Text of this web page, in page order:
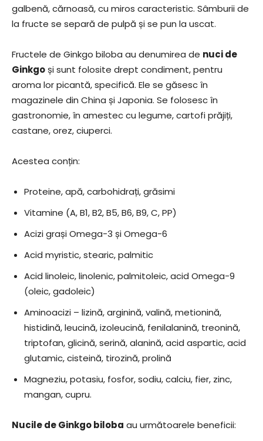
galbenă, cărnoasă, cu miros caracteristic. Sâmburii de
la fructe se separă de pulpă și se pun la uscat.
Fructele de Ginkgo biloba au denumirea de nuci de
Ginkgoși sunt folosite drept condiment, pentru
aroma lor picantă, specifică. Ele se găsesc în
magazinele din China și Japonia. Se folosesc în
gastronomie, în amestec cu legume, cartofi prăjiți,
castane, orez, ciuperci.
Acestea conțin:
Proteine, apă, carbohidrați, grăsimi
Vitamine (A, B1, B2, B5, B6, B9, C, PP)
Acizi grași Omega-3 și Omega-6
Acid myristic, stearic, palmitic
Acid linoleic, linolenic, palmitoleic, acid Omega-9
(oleic, gadoleic)
Aminoacizi – lizină, arginină, valină, metionină,
histidină, leucină, izoleucină, fenilalanină, treonină,
triptofan, glicină, serină, alanină, acid aspartic, acid
glutamic, cisteină, tirozină, prolină
Magneziu, potasiu, fosfor, sodiu, calciu, fier, zinc,
mangan, cupru.
Nucile de Ginkgo biloba au următoarele beneficii: